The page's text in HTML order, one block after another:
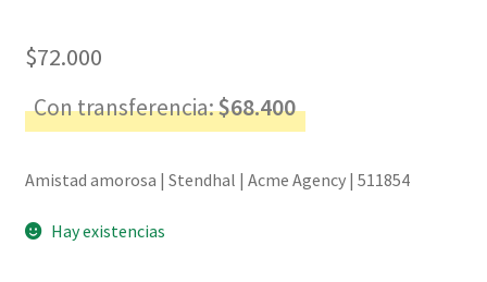
$72.000
Con transferencia:$68.400
Amistad amorosa | Stendhal | Acme Agency | 511854
Hay existencias